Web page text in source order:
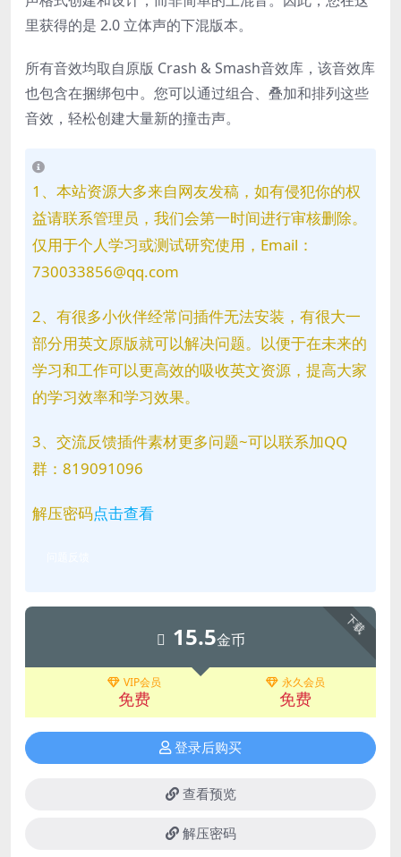
里获得的是 2.0 立体声的下混版本。
所有音效均取自原版 Crash & Smash音效库，该音效库
也包含在捆绑包中。您可以通过组合、叠加和排列这些
音效，轻松创建大量新的撞击声。
1、本站资源大多来自网友发稿，如有侵犯你的权
益请联系管理员，我们会第一时间进行审核删除。
仅用于个人学习或测试研究使用，Email：
730033856@qq.com
2、有很多小伙伴经常问插件无法安装，有很大一
部分用英文原版就可以解决问题。以便于在未来的
学习和工作可以更高效的吸收英文资源，提高大家
的学习效率和学习效果。
3、交流反馈插件素材更多问题~可以联系加QQ
群：819091096
解压密码点击查看
下载
15.5金币
VIP会员
免费
永久会员
免费
登录后购买
查看预览
解压密码